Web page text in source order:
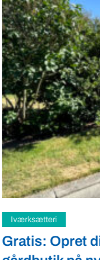
Samfund
Fredspligt